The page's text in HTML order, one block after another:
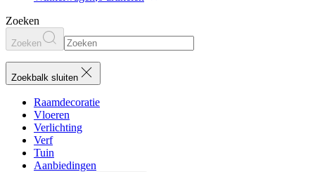
Zoeken
Zoeken
Zoekbalk sluiten
Raamdecoratie
Vloeren
Verlichting
Verf
Tuin
Aanbiedingen